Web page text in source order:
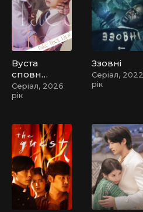
Вуста
сповне
ні
фальші
Серіал, 2026
рік
Ззовні
Серіал, 2022
рік